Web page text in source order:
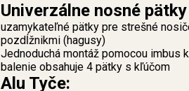
Univerzálne nosné
uzamykateľné pätky pre strešné
pozdĺžnikmi (hagusy)
Jednoduchá montáž pomocou imbus
balenie obsahuje 4 pätky s kľúčom
Alu Tyče: